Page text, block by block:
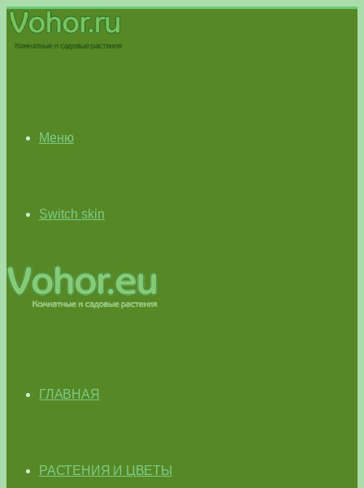
Меню
Switch skin
ГЛАВНАЯ
РАСТЕНИЯ И ЦВЕТЫ